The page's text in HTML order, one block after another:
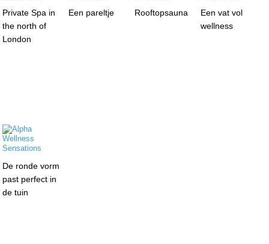
Private Spa in
the north of
London
Een pareltje Rooftopsauna
Een vat vol
wellness
De ronde vorm
past perfect in
de tuin